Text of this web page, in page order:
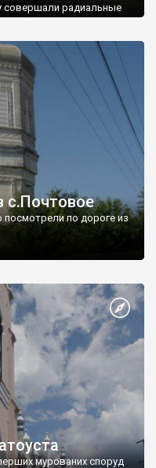
совершали радиальные
с.Почтовое
по дороге из
мурованих споруд